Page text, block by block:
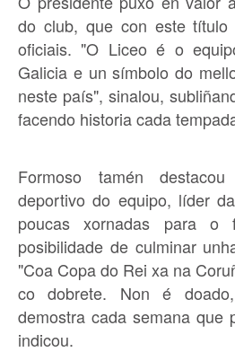
do club, que con este
oficiais. "O Liceo é o
Galicia e un símbolo do
neste país", sinalou,
facendo historia cada
Formoso tamén
deportivo do equipo, líder
poucas xornadas para
posibilidade de culminar
"Coa Copa do Rei xa na
co dobrete. Non é
demostra cada semana que
indicou.